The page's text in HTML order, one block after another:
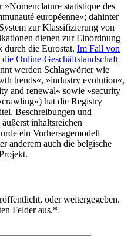
statistique des
européenne«; dahinter
zur Klassifizierung von
dienen zur Einordnung
durch die Eurostat. Im Fall von
Online-Geschäftslandschaft
werden Schlagwörter wie
trends«, »industry evolution«,
and renewal« sowie »security
hat die Registry
Beschreibungen und
inhaltsreichen
ein Vorhersagemodell
anderem auch die belgische
oder weitergegeben.
Felder aus.*